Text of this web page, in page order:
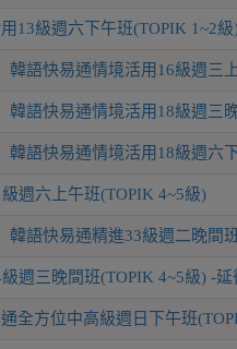
13級週六下午班(TOPIK 1~2級
韓語快易通情境活用16級週三
韓語快易通情境活用18級週三
韓語快易通情境活用18級週六
週六上午班(TOPIK 4~5級)
韓語快易通精進33級週二晚間
週三晚間班(TOPIK 4~5級) -延
通全方位中高級週日下午班